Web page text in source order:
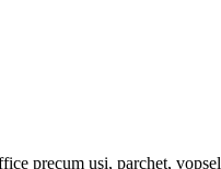
precum uşi, parchet,